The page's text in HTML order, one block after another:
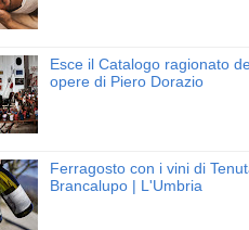
Esce il Catalogo ragionato
opere di Piero Dorazio
Ferragosto con i vini di
Brancalupo | L'Umbria